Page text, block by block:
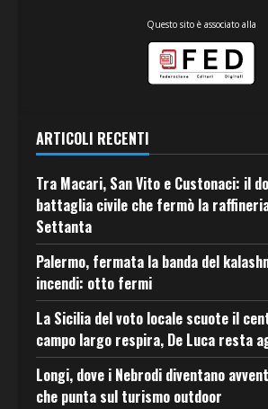
Questo sito è associato alla
ARTICOLI RECENTI
Tra Macari, San Vito e Custonaci: il
battaglia civile che fermò la
Settanta
Palermo, fermata la banda del
incendi: otto fermi
La Sicilia del voto locale scuote il
campo largo respira, De Luca resta
Longi, dove i Nebrodi diventano
che punta sul turismo outdoor